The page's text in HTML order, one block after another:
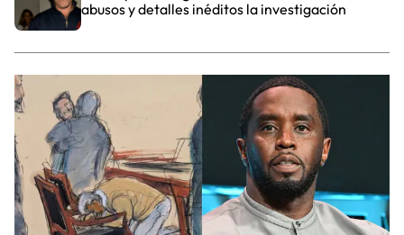
abusos y detalles inéditos la investigación